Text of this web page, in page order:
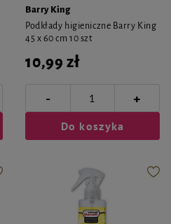
Barry King
Podkłady higieniczne Barry King
45 x 60 cm 10 szt
10,99 zł
- +
Do koszyka